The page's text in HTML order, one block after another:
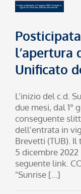
l’apertura
Unificato
L’inizio del c.d.
due mesi, dal 1°
conseguente
dell'entrata in
Brevetti (TUB).
5 dicembre
seguente link.
"Sunrise [...]